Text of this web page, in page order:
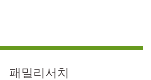
패밀리서치